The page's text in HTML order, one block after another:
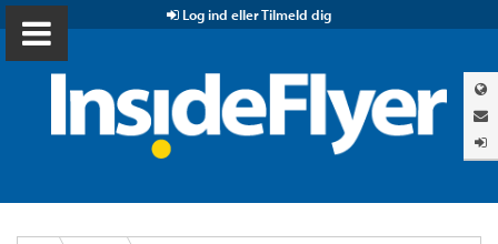
Log ind eller Tilmeld dig